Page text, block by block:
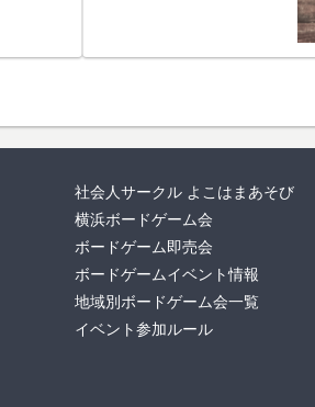
社会人サークル よこはまあそび
横浜ボードゲーム会
ボードゲーム即売会
ボードゲームイベント情報
地域別ボードゲーム会一覧
イベント参加ルール